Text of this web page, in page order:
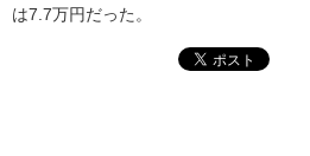
は7.7万円だった。